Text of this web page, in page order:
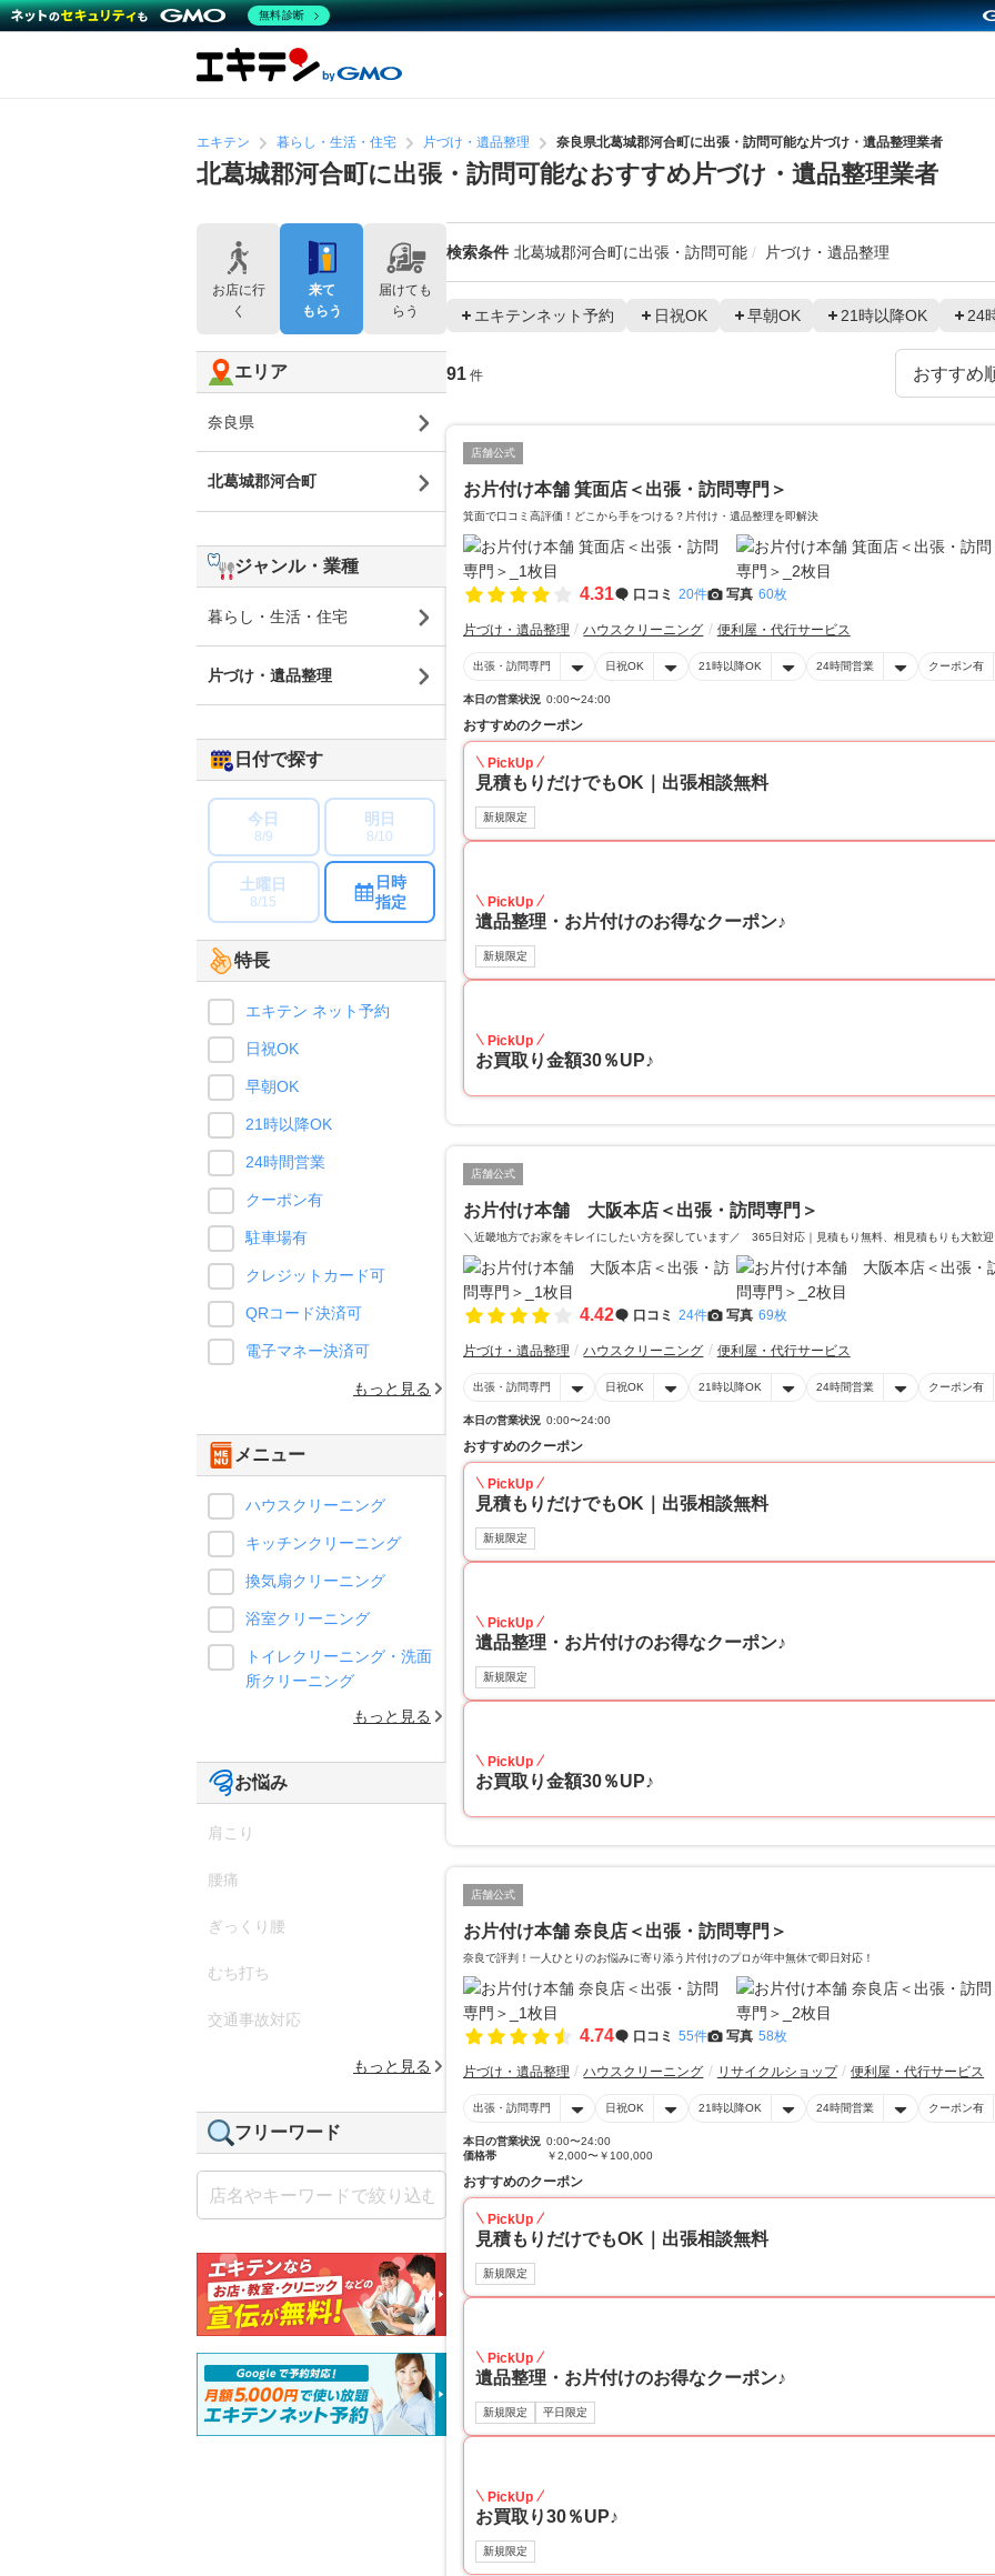
エキテン 暮らし・生活・住宅 片づけ・遺品整理 奈良県北葛城郡河合町に出張・訪問可能な片づけ・遺品整理業者
北葛城郡河合町に出張・訪問可能なおすすめ片づけ・遺品整理業者
検索条件 北葛城郡河合町に出張・訪問可能 片づけ・遺品整理
エキテンネット予約 日祝OK 早朝OK 21時以降OK 24
91 件
店舗公式
お片付け本舗 箕面店＜出張・訪問専門＞
箕面で口コミ高評価！どこから手をつける？片付け・遺品整理を即解決
4.31 口コミ 20件 写真 60枚
片づけ・遺品整理 ハウスクリーニング 便利屋・代行サービス
出張・訪問専門 日祝OK 21時以降OK 24時間営業 クーポン有
本日の営業状況 0:00〜24:00
おすすめのクーポン
PickUp
見積もりだけでもOK｜出張相談無料
新規限定
PickUp
遺品整理・お片付けのお得なクーポン♪
新規限定
PickUp
お買取り金額30％UP♪
店舗公式
お片付け本舗 大阪本店＜出張・訪問専門＞
＼近畿地方でお家をキレイにしたい方を探しています／ 365日対応｜見積もり無料、相見積もりも大歓
4.42 口コミ 24件 写真 69枚
片づけ・遺品整理 ハウスクリーニング 便利屋・代行サービス
出張・訪問専門 日祝OK 21時以降OK 24時間営業 クーポン有
本日の営業状況 0:00〜24:00
おすすめのクーポン
PickUp
見積もりだけでもOK｜出張相談無料
新規限定
PickUp
遺品整理・お片付けのお得なクーポン♪
新規限定
PickUp
お買取り金額30％UP♪
店舗公式
お片付け本舗 奈良店＜出張・訪問専門＞
奈良で評判！一人ひとりのお悩みに寄り添う片付けのプロが年中無休で即日対応！
4.74 口コミ 55件 写真 58枚
片づけ・遺品整理 ハウスクリーニング リサイクルショップ 便利屋・代行サービス
出張・訪問専門 日祝OK 21時以降OK 24時間営業 クーポン有
本日の営業状況 0:00〜24:00
価格帯
￥2,000〜￥100,000
おすすめのクーポン
PickUp
見積もりだけでもOK｜出張相談無料
新規限定
PickUp
遺品整理・お片付けのお得なクーポン♪
新規限定 平日限定
PickUp
お買取り30％UP♪
新規限定
お店に行
く
来て
もらう
届けても
らう
エリア
奈良県
北葛城郡河合町
ジャンル・業種
暮らし・生活・住宅
片づけ・遺品整理
日付で探す
今日
8/9
明日
8/10
土曜日
8/15
日時
指定
特長
エキテン ネット予約
日祝OK
早朝OK
21時以降OK
24時間営業
クーポン有
駐車場有
クレジットカード可
QRコード決済可
電子マネー決済可
もっと見る
メニュー
ハウスクリーニング
キッチンクリーニング
換気扇クリーニング
浴室クリーニング
トイレクリーニング・洗面
所クリーニング
もっと見る
お悩み
肩こり
腰痛
ぎっくり腰
むち打ち
交通事故対応
もっと見る
フリーワード
無料診断